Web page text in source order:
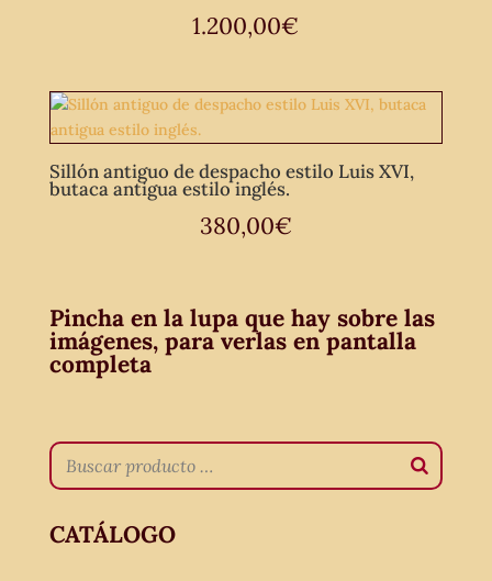
1.200,00€
Sillón antiguo de despacho estilo Luis XVI,
butaca antigua estilo inglés.
380,00€
Pincha en la lupa que hay sobre las
imágenes, para verlas en pantalla
completa
CATÁLOGO